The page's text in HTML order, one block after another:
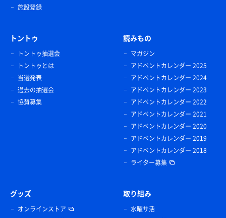
施設登録
トントゥ
トントゥ抽選会
トントゥとは
当選発表
過去の抽選会
協賛募集
読みもの
マガジン
アドベントカレンダー 2025
アドベントカレンダー 2024
アドベントカレンダー 2023
アドベントカレンダー 2022
アドベントカレンダー 2021
アドベントカレンダー 2020
アドベントカレンダー 2019
アドベントカレンダー 2018
ライター募集
グッズ
オンラインストア
取り組み
水曜サ活